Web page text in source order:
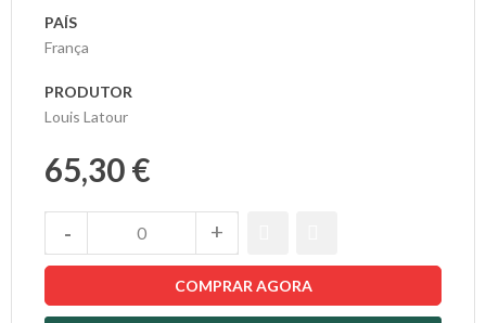
PAÍS
França
PRODUTOR
Louis Latour
65,30 €
COMPRAR AGORA